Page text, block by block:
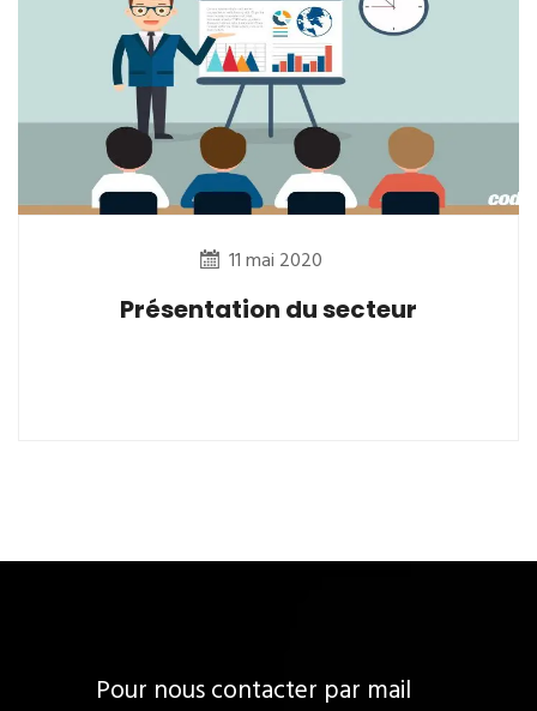
11 mai 2020
Présentation du secteur
Pour nous contacter par mail